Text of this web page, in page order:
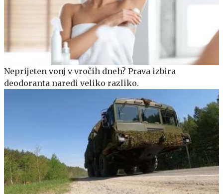
Neprijeten vonj v vročih dneh? Prava izbira
deodoranta naredi veliko razliko.